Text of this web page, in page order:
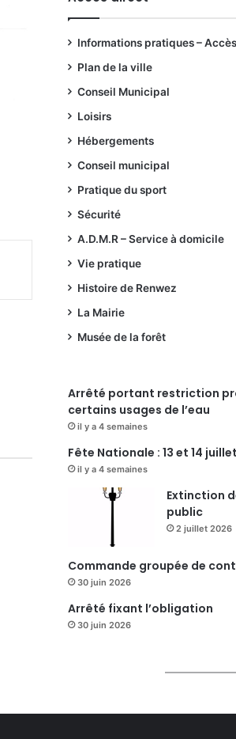
Informations pratiques – Accès
Plan de la ville
Conseil Municipal
Loisirs
Hébergements
Conseil municipal
Pratique du sport
Sécurité
A.D.M.R – Service à domicile
Vie pratique
Histoire de Renwez
La Mairie
Musée de la forêt
Arrêté portant restriction
certains usages de l’eau
il y a 4 semaines
Fête Nationale : 13 et 14
il y a 4 semaines
Extinction
public
2 juillet 2026
Commande groupée de
30 juin 2026
Arrêté fixant l’obligation
30 juin 2026